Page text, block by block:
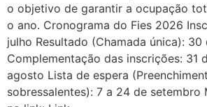
o objetivo de garantir a ocupação
o ano. Cronograma do Fies 2026
julho Resultado (Chamada única): 30
Complementação das inscrições: 31
agosto Lista de espera
sobressalentes): 7 a 24 de setembro